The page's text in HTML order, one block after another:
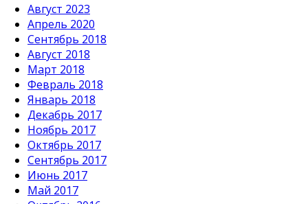
Август 2023
Апрель 2020
Сентябрь 2018
Август 2018
Март 2018
Февраль 2018
Январь 2018
Декабрь 2017
Ноябрь 2017
Октябрь 2017
Сентябрь 2017
Июнь 2017
Май 2017